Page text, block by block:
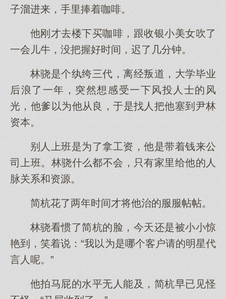
子溜进来，手里捧着咖啡。
他刚才去楼下买咖啡，跟收银小美女吹了
一会儿牛，没把握好时间，迟了几分钟。
林骁是个纨绔三代，离经叛道，大学毕业
后浪了一年，突然想感受一下风投人士的风
光，他爹以为他从良，于是找人把他塞到尹林
资本。
别人上班是为了拿工资，他是带着钱来公
司上班。林骁什么都不会，只有家里给他的人
脉关系和资源。
简杭花了两年时间才将他治的服服帖帖。
林骁看惯了简杭的脸，今天还是被小小惊
艳到，笑着说：“我以为是哪个客户请的明星代
言人呢。”
他拍马屁的水平无人能及，简杭早已见怪